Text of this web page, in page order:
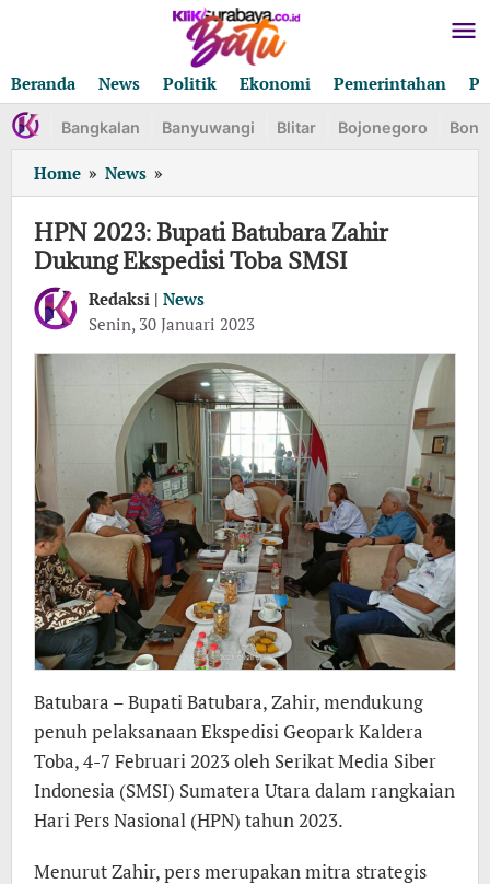
Beranda
News Politik Ekonomi Pemerintahan
Bangkalan Banyuwangi Blitar Bojonegoro
Home » News »
2023:
Bupati
Batubara
Zahir
Dukung
Ekspedisi
SMSI
HPN 2023: Bupati Batubara Zahir
Dukung Ekspedisi Toba SMSI
Redaksi | News
Senin, 30 Januari 2023
Batubara – Bupati Batubara, Zahir, mendukung
penuh pelaksanaan Ekspedisi Geopark Kaldera
Toba, 4-7 Februari 2023 oleh Serikat Media Siber
Indonesia (SMSI) Sumatera Utara dalam rangkaian
Hari Pers Nasional (HPN) tahun 2023.
Menurut Zahir, pers merupakan mitra strategis